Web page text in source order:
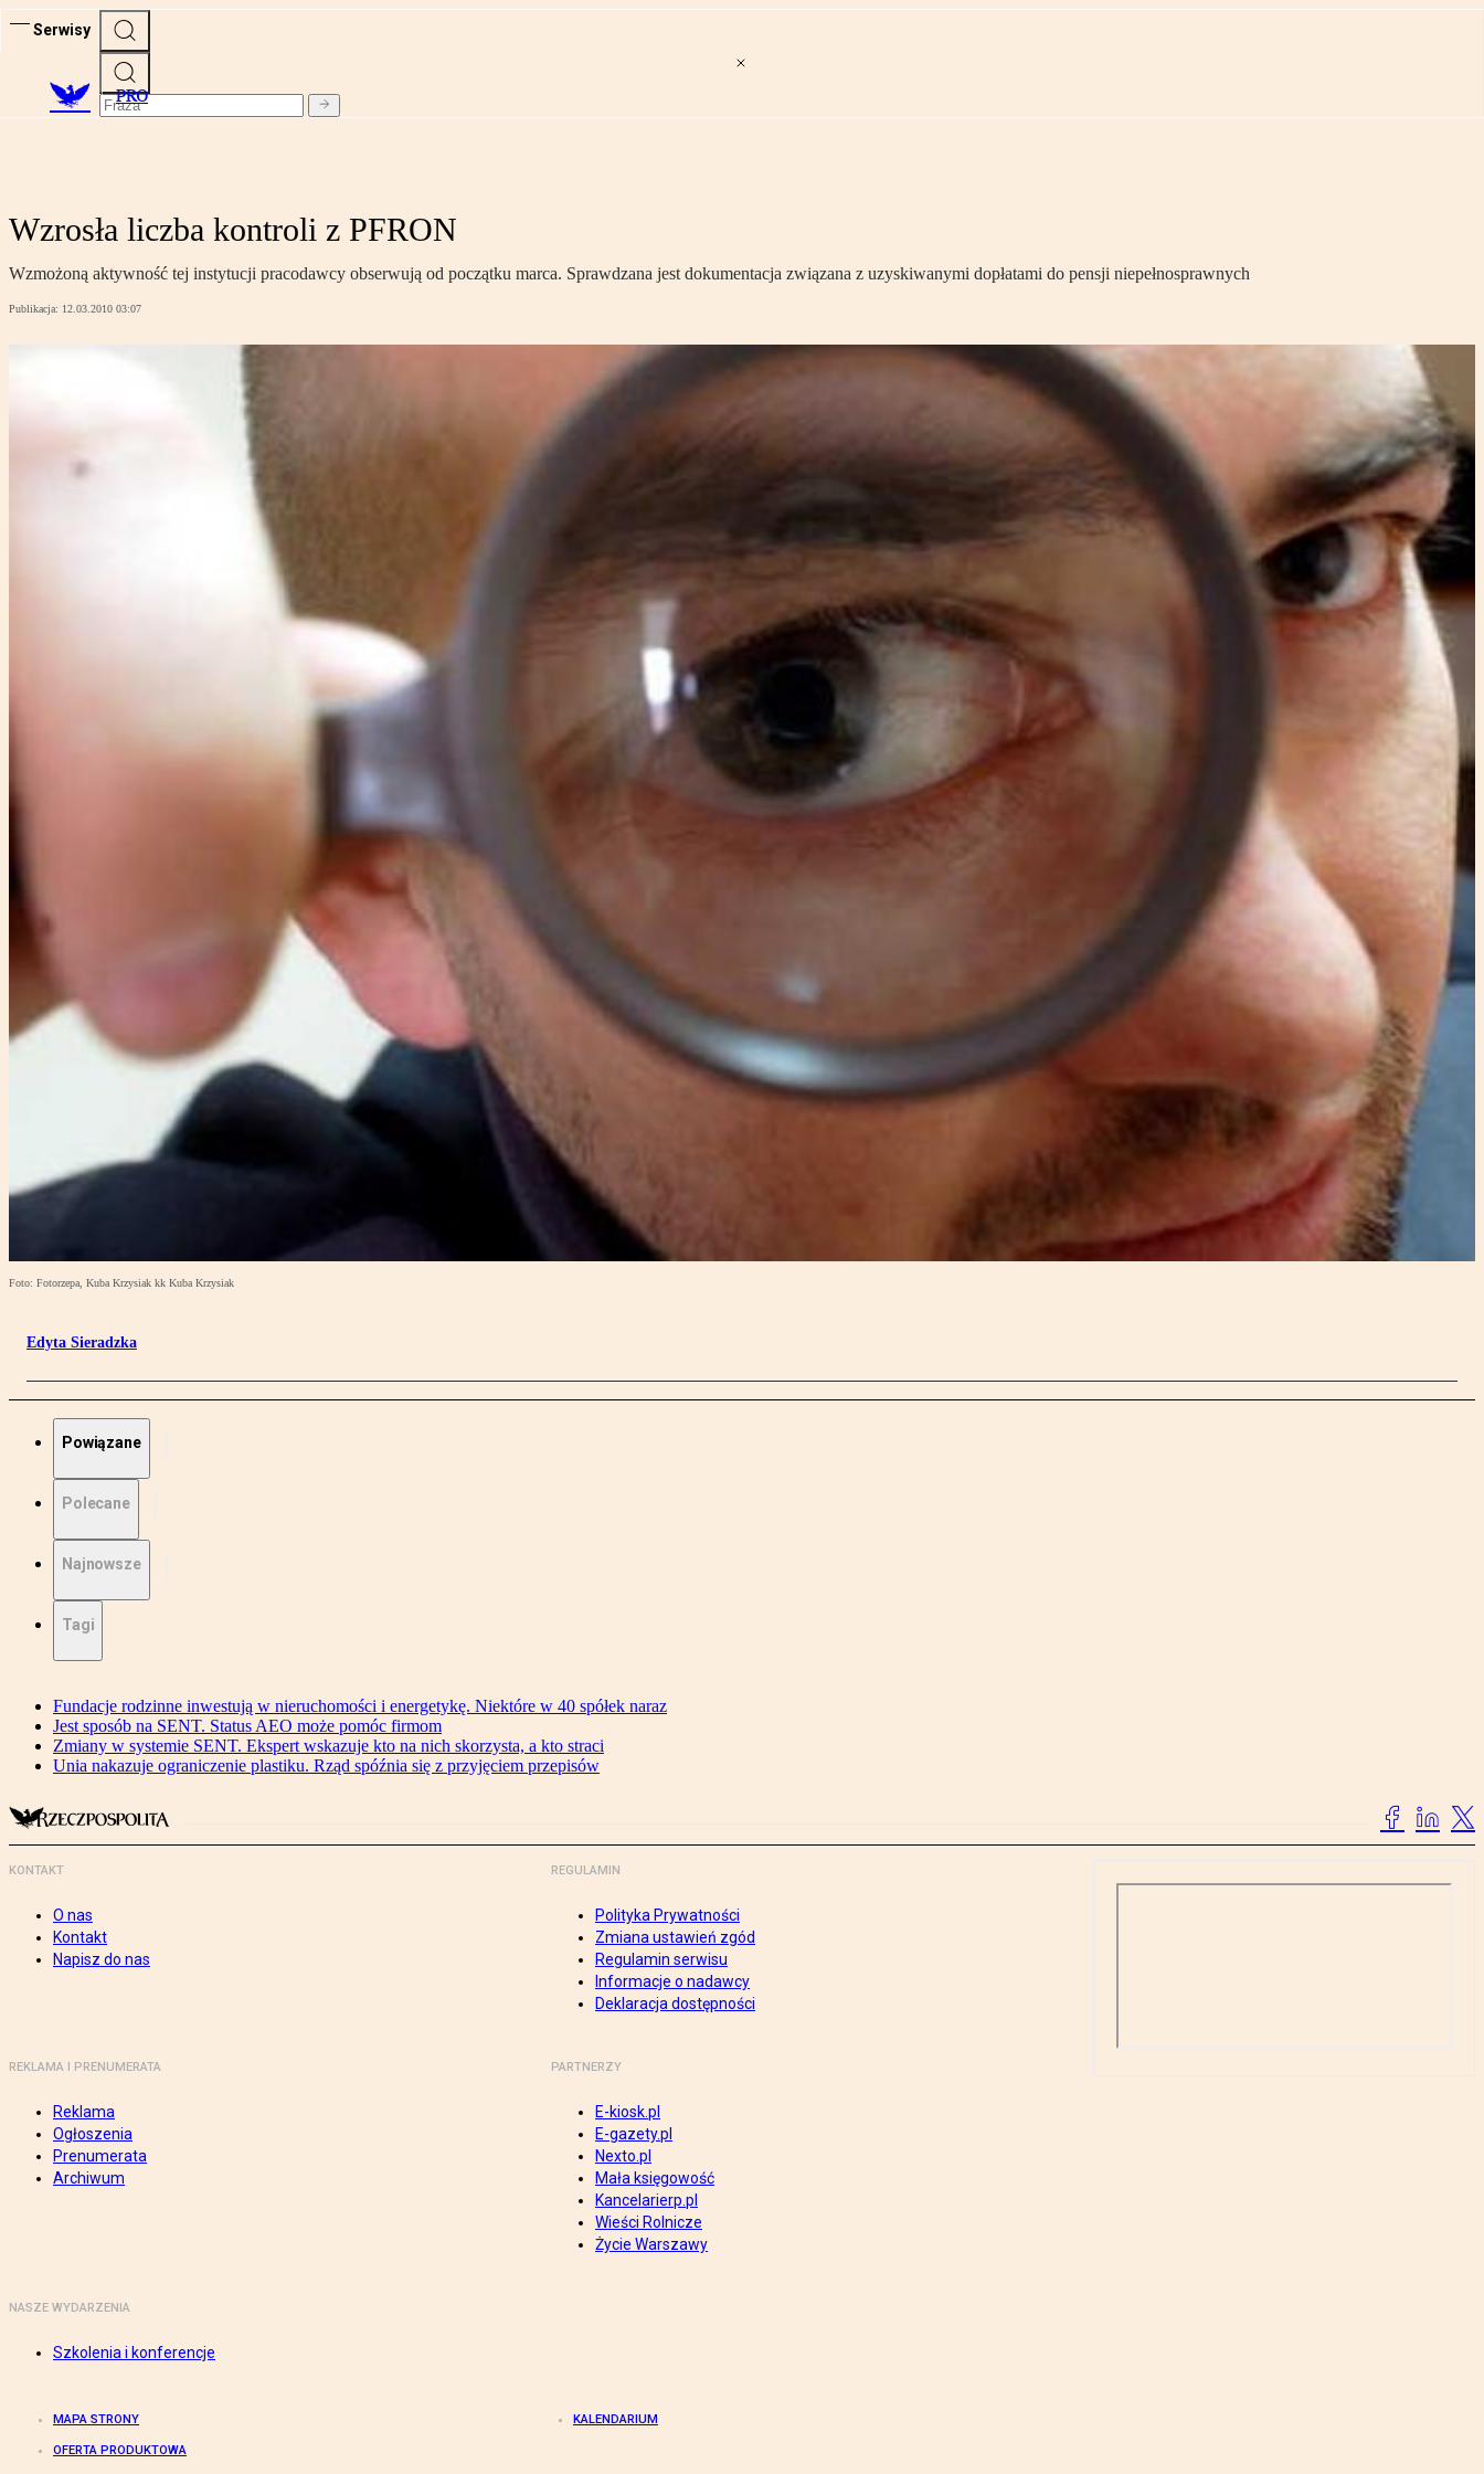
Serwisy
PRO
Wzrosła liczba kontroli z PFRON
Wzmożoną aktywność tej instytucji pracodawcy obserwują od początku marca. Sprawdzana jest dokumentacja związana z uzyskiwanymi dopłatami do pensji niepełnosprawnych
Publikacja: 12.03.2010 03:07
Foto: Fotorzepa, Kuba Krzysiak kk Kuba Krzysiak
Edyta Sieradzka
Powiązane
Polecane
Najnowsze
Tagi
Fundacje rodzinne inwestują w nieruchomości i energetykę. Niektóre w 40 spółek naraz
Jest sposób na SENT. Status AEO może pomóc firmom
Zmiany w systemie SENT. Ekspert wskazuje kto na nich skorzysta, a kto straci
Unia nakazuje ograniczenie plastiku. Rząd spóźnia się z przyjęciem przepisów
KONTAKT
O nas
Kontakt
Napisz do nas
REGULAMIN
Polityka Prywatności
Zmiana ustawień zgód
Regulamin serwisu
Informacje o nadawcy
Deklaracja dostępności
REKLAMA I PRENUMERATA
Reklama
Ogłoszenia
Prenumerata
Archiwum
PARTNERZY
E-kiosk.pl
E-gazety.pl
Nexto.pl
Mała księgowość
Kancelarierp.pl
Wieści Rolnicze
Życie Warszawy
NASZE WYDARZENIA
Szkolenia i konferencje
MAPA STRONY KALENDARIUM
OFERTA PRODUKTOWA